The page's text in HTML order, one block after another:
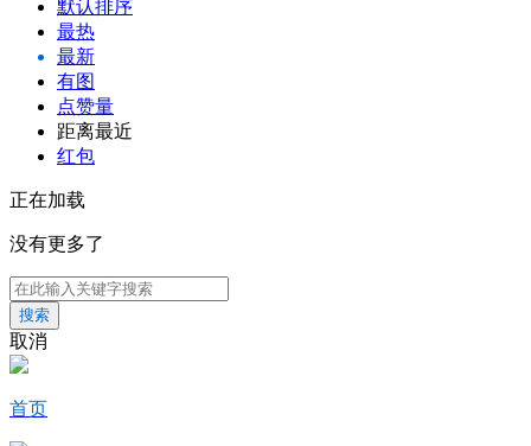
默认排序
最热
最新
有图
点赞量
距离最近
红包
正在加载
没有更多了
搜索
取消
首页